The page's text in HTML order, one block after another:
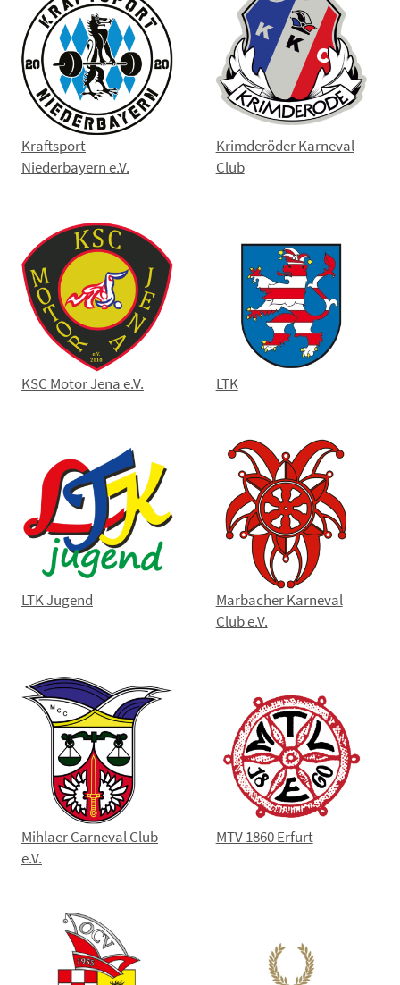
Kraftsport
Niederbayern e.V.
Krimderöder Karneval
Club
KSC Motor Jena e.V. LTK
LTK Jugend
Marbacher Karneval
Club e.V.
Mihlaer Carneval Club
e.V.
MTV 1860 Erfurt